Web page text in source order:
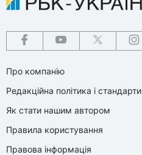
Про компанію
Редакційна політика і стандарти
Як стати нашим автором
Правила користування
Правова інформація